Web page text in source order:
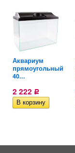
Аквариум
прямоугольный
40...
2 222 Р